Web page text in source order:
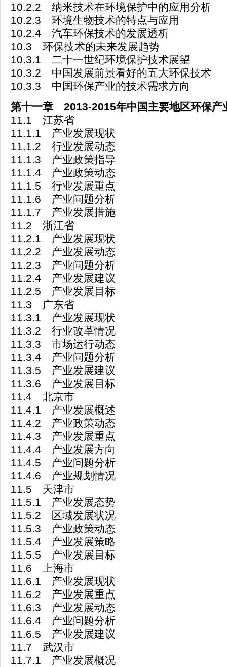
10.2.2 纳米技术在环境保护中的应用分析
10.2.3 环境生物技术的特点与应用
10.2.4 汽车环保技术的发展透析
10.3 环保技术的未来发展趋势
10.3.1 二十一世纪环境保护技术展望
10.3.2 中国发展前景看好的五大环保技术
10.3.3 中国环保产业的技术需求方向
第十一章 2013-2015年中国主要地区环保产
11.1 江苏省
11.1.1 产业发展现状
11.1.2 行业发展动态
11.1.3 产业政策指导
11.1.4 产业政策动态
11.1.5 行业发展重点
11.1.6 产业问题分析
11.1.7 产业发展措施
11.2 浙江省
11.2.1 产业发展现状
11.2.2 产业发展动态
11.2.3 产业问题分析
11.2.4 产业发展建议
11.2.5 产业发展目标
11.3 广东省
11.3.1 产业发展现状
11.3.2 行业改革情况
11.3.3 市场运行动态
11.3.4 产业问题分析
11.3.5 产业发展建议
11.3.6 产业发展目标
11.4 北京市
11.4.1 产业发展概述
11.4.2 产业政策动态
11.4.3 产业发展重点
11.4.4 产业发展方向
11.4.5 产业问题分析
11.4.6 产业规划情况
11.5 天津市
11.5.1 产业发展态势
11.5.2 区域发展状况
11.5.3 产业政策动态
11.5.4 产业发展策略
11.5.5 产业发展目标
11.6 上海市
11.6.1 产业发展现状
11.6.2 产业发展重点
11.6.3 产业发展动态
11.6.4 产业问题分析
11.6.5 产业发展建议
11.7 武汉市
11.7.1 产业发展概况